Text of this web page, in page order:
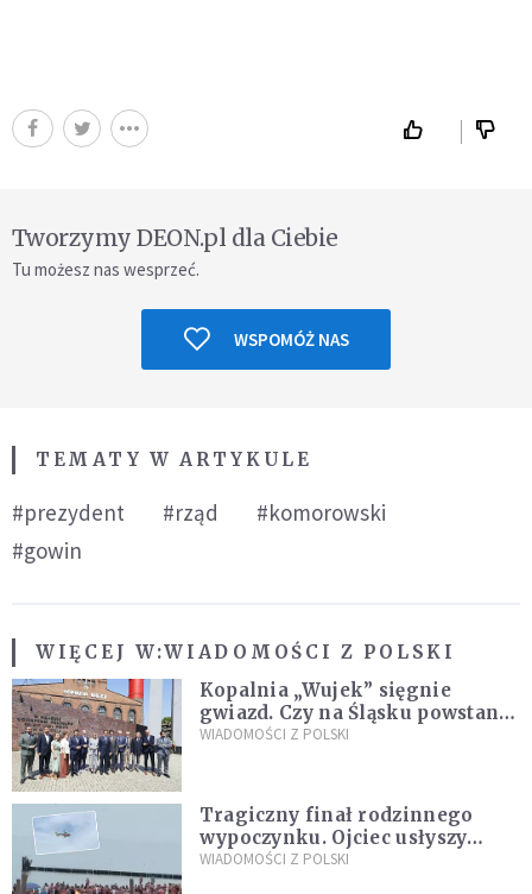
Tworzymy DEON.pl dla Ciebie
Tu możesz nas wesprzeć.
WSPOMÓŻ NAS
TEMATY W ARTYKULE
#prezydent #rząd
#komorowski
#gowin
WIĘCEJ W:WIADOMOŚCI Z POLSKI
Kopalnia „Wujek” sięgnie
gwiazd. Czy na Śląsku powstanie
„Dolina Krzemowa”?
WIADOMOŚCI Z POLSKI
Tragiczny finał rodzinnego
wypoczynku. Ojciec usłyszy
zarzuty
WIADOMOŚCI Z POLSKI